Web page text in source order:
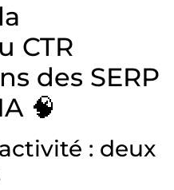
CTR
des SERP
🧠
: deux